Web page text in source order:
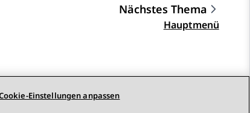
Nächstes Thema
Hauptmenü
Einstellungen anpassen